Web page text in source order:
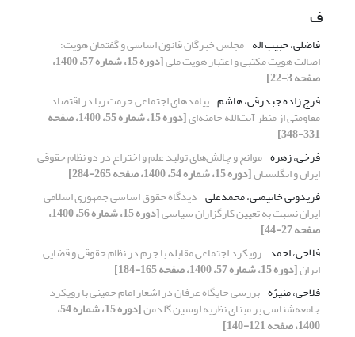
ف
فاضلی، حبیب اله مجلس خبرگان قانون اساسی و گفتمان هویت؛
اصالت هویت مکتبی و اعتبار هویت ملی [دوره 15، شماره 57، 1400،
صفحه 3-22]
فرج زاده جبدرقی، هاشم پیامدهای اجتماعی حرمت ربا در اقتصاد
مقاومتی از منظر آیت‌الله خامنه‌ای [دوره 15، شماره 55، 1400، صفحه
331-348]
فرخی، زهره موانع و چالش‌های تولید علم و اختراع در دو نظام حقوقی
ایران و انگلستان[دوره 15، شماره 54، 1400، صفحه 265-284]
فریدونی خانیمنی، محمدعلی دیدگاه حقوق اساسی جمهوری اسلامی
ایران نسبت به تعیین کارگزاران سیاسی [دوره 15، شماره 56، 1400،
صفحه 27-44]
فلاحی، احمد رویکرد اجتماعی مقابله با جرم در نظام حقوقی و قضایی
ایران[دوره 15، شماره 57، 1400، صفحه 165-184]
فلاحی، منیژه بررسی جایگاه عرفان در اشعار امام خمینی با رویکرد
جامعه‌شناسی بر مبنای نظریه‌ لوسین گلدمن [دوره 15، شماره 54،
1400، صفحه 121-140]